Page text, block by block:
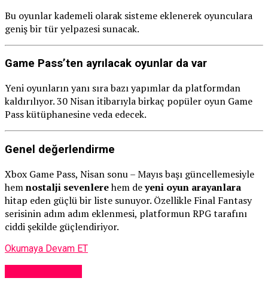
Bu oyunlar kademeli olarak sisteme eklenerek oyunculara
geniş bir tür yelpazesi sunacak.
Game Pass’ten ayrılacak oyunlar da var
Yeni oyunların yanı sıra bazı yapımlar da platformdan
kaldırılıyor. 30 Nisan itibarıyla birkaç popüler oyun Game
Pass kütüphanesine veda edecek.
Genel değerlendirme
Xbox Game Pass, Nisan sonu – Mayıs başı güncellemesiyle
hemnostalji sevenlerehem deyeni oyun arayanlara
hitap eden güçlü bir liste sunuyor. Özellikle Final Fantasy
serisinin adım adım eklenmesi, platformun RPG tarafını
ciddi şekilde güçlendiriyor.
Okumaya Devam ET